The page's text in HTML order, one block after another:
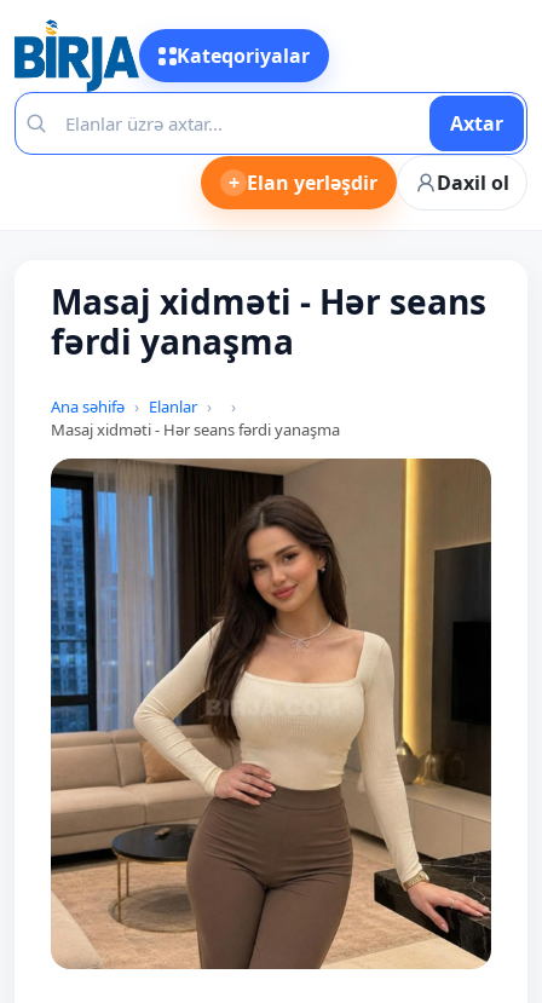
Kateqoriyalar
Axtar
+ Elan yerləşdir Daxil ol
Masaj xidməti - Hər seans
fərdi yanaşma
Ana səhifə
Elanlar
Masaj xidməti - Hər seans fərdi yanaşma